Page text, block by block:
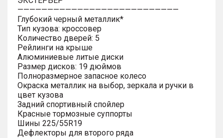
———————————————————————————
Глубокий черный металлик*
Тип кузова: кроссовер
Количество дверей: 5
Рейлинги на крыше
Алюминиевые литые диски
Размер дисков: 19 дюймов
Полноразмерное запасное колесо
Окраска металлик на выбор, зеркала и ручки в
цвет кузова
Задний спортивный спойлер
Красные тормозные суппорты
Шины 225/55R19
Дефлекторы для второго ряда